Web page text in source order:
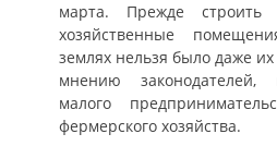
марта. Прежде
хозяйственные
землях нельзя было даже
мнению
малого
фермерского хозяйства.